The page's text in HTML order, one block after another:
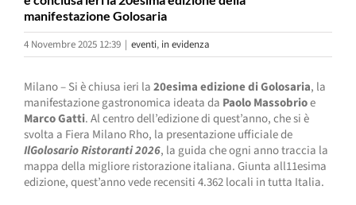
manifestazione Golosaria
4 Novembre 2025 12:39 | eventi, in evidenza
Milano – Si è chiusa ieri la20esima edizione di Golosaria, la
manifestazione gastronomica ideata da Paolo Massobrioe
Marco Gatti. Al centro dell’edizione di quest’anno, che si è
svolta a Fiera Milano Rho, la presentazione ufficiale de
IlGolosario Ristoranti 2026, la guida che ogni anno traccia la
mappa della migliore ristorazione italiana. Giunta all11esima
edizione, quest’anno vede recensiti 4.362 locali in tutta Italia.